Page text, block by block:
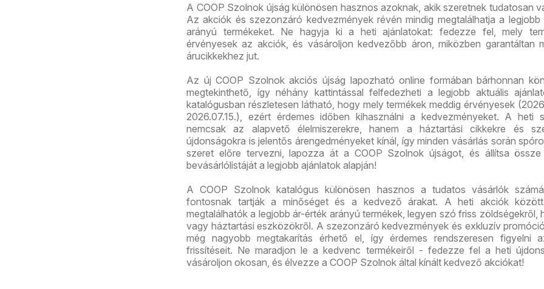
A COOP Szolnok újság különösen hasznos azoknak, akik szeretnek tudatosan
Az akciók és szezonzáró kedvezmények révén mindig megtalálhatja a legjobb
arányú termékeket. Ne hagyja ki a heti ajánlatokat: fedezze fel, mely
érvényesek az akciók, és vásároljon kedvezőbb áron, miközben garantáltan
árucikkekhez jut.
Az új COOP Szolnok akciós újság lapozható online formában bárhonnan
megtekinthető, így néhány kattintással felfedezheti a legjobb aktuális
katalógusban részletesen látható, hogy mely termékek meddig érvényesek
2026.07.15.), ezért érdemes időben kihasználni a kedvezményeket. A heti
nemcsak az alapvető élelmiszerekre, hanem a háztartási cikkekre és
újdonságokra is jelentős árengedményeket kínál, így minden vásárlás során
szeret előre tervezni, lapozza át a COOP Szolnok újságot, és állítsa
bevásárlólistáját a legjobb ajánlatok alapján!
A COOP Szolnok katalógus különösen hasznos a tudatos vásárlók
fontosnak tartják a minőséget és a kedvező árakat. A heti akciók között
megtalálhatók a legjobb ár-érték arányú termékek, legyen szó friss zöldségekről,
vagy háztartási eszközökről. A szezonzáró kedvezmények és exkluzív
még nagyobb megtakarítás érhető el, így érdemes rendszeresen figyelni
frissítéseit. Ne maradjon le a kedvenc termékeiről - fedezze fel a heti
vásároljon okosan, és élvezze a COOP Szolnok által kínált kedvező akciókat!